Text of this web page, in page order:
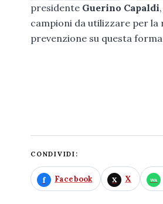
presidente Guerino Capaldi
campioni da utilizzare per la
prevenzione su questa
CONDIVIDI:
Facebook X